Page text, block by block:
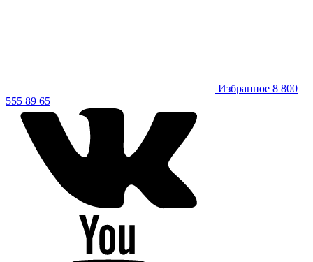
Избранное 8 800
555 89 65